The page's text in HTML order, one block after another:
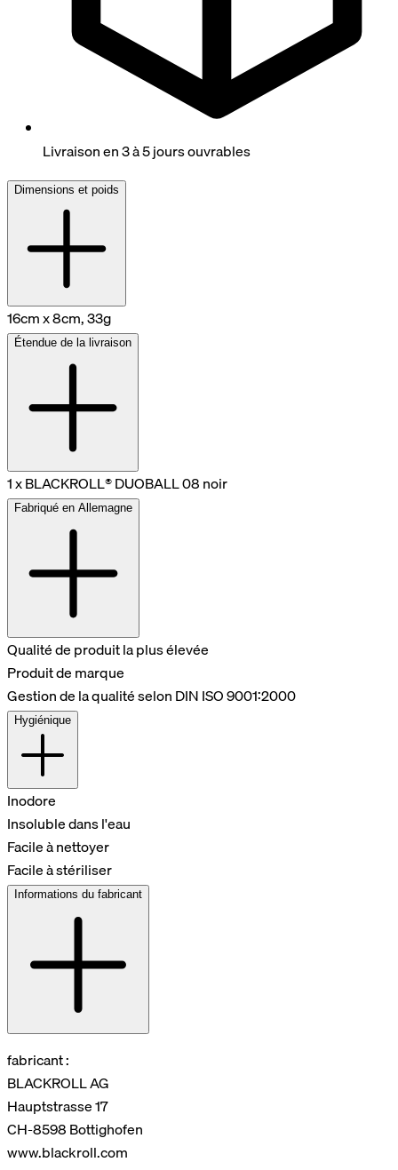
Livraison en 3 à 5 jours ouvrables
Dimensions et poids
16cm x 8cm, 33g
Étendue de la livraison
1 x BLACKROLL® DUOBALL 08 noir
Fabriqué en Allemagne
Qualité de produit la plus élevée
Produit de marque
Gestion de la qualité selon DIN ISO 9001:2000
Hygiénique
Inodore
Insoluble dans l'eau
Facile à nettoyer
Facile à stériliser
Informations du fabricant
fabricant :
BLACKROLL AG
Hauptstrasse 17
CH-8598 Bottighofen
www.blackroll.com